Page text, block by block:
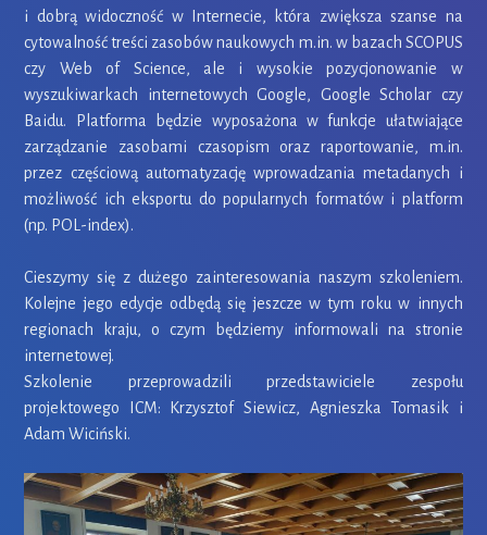
i dobrą widoczność w Internecie, która zwiększa szanse na
cytowalność treści zasobów naukowych m.in. w bazach SCOPUS
czy Web of Science, ale i wysokie pozycjonowanie w
wyszukiwarkach internetowych Google, Google Scholar czy
Baidu. Platforma będzie wyposażona w funkcje ułatwiające
zarządzanie zasobami czasopism oraz raportowanie, m.in.
przez częściową automatyzację wprowadzania metadanych i
możliwość ich eksportu do popularnych formatów i platform
(np. POL-index).
Cieszymy się z dużego zainteresowania naszym szkoleniem.
Kolejne jego edycje odbędą się jeszcze w tym roku w innych
regionach kraju, o czym będziemy informowali na stronie
internetowej.
Szkolenie przeprowadzili przedstawiciele zespołu
projektowego ICM: Krzysztof Siewicz, Agnieszka Tomasik i
Adam Wiciński.